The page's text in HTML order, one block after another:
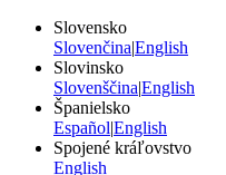
Slovensko
Slovenčina|English
Slovinsko
Slovenščina|English
Španielsko
Español|English
Spojené kráľovstvo
English